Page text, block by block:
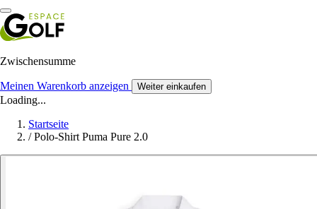
Zwischensumme
Meinen Warenkorb anzeigen Weiter einkaufen
Loading...
Startseite
/ Polo-Shirt Puma Pure 2.0